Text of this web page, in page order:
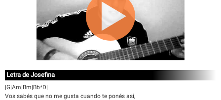
Letra de Josefina
|G|Am|Bm|Bb*D|
Vos sabés que no me gusta cuando te ponés asi,